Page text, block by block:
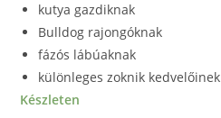
kutya gazdiknak
Bulldog rajongóknak
fázós lábúaknak
különleges zoknik kedvelőinek
Készleten